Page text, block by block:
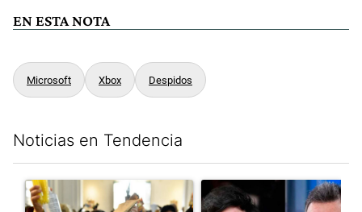
EN ESTA NOTA
Microsoft Xbox Despidos
Noticias en Tendencia
Un artículo de tendencia con el título "San Cayetano 2026:
Un artículo de tendencia